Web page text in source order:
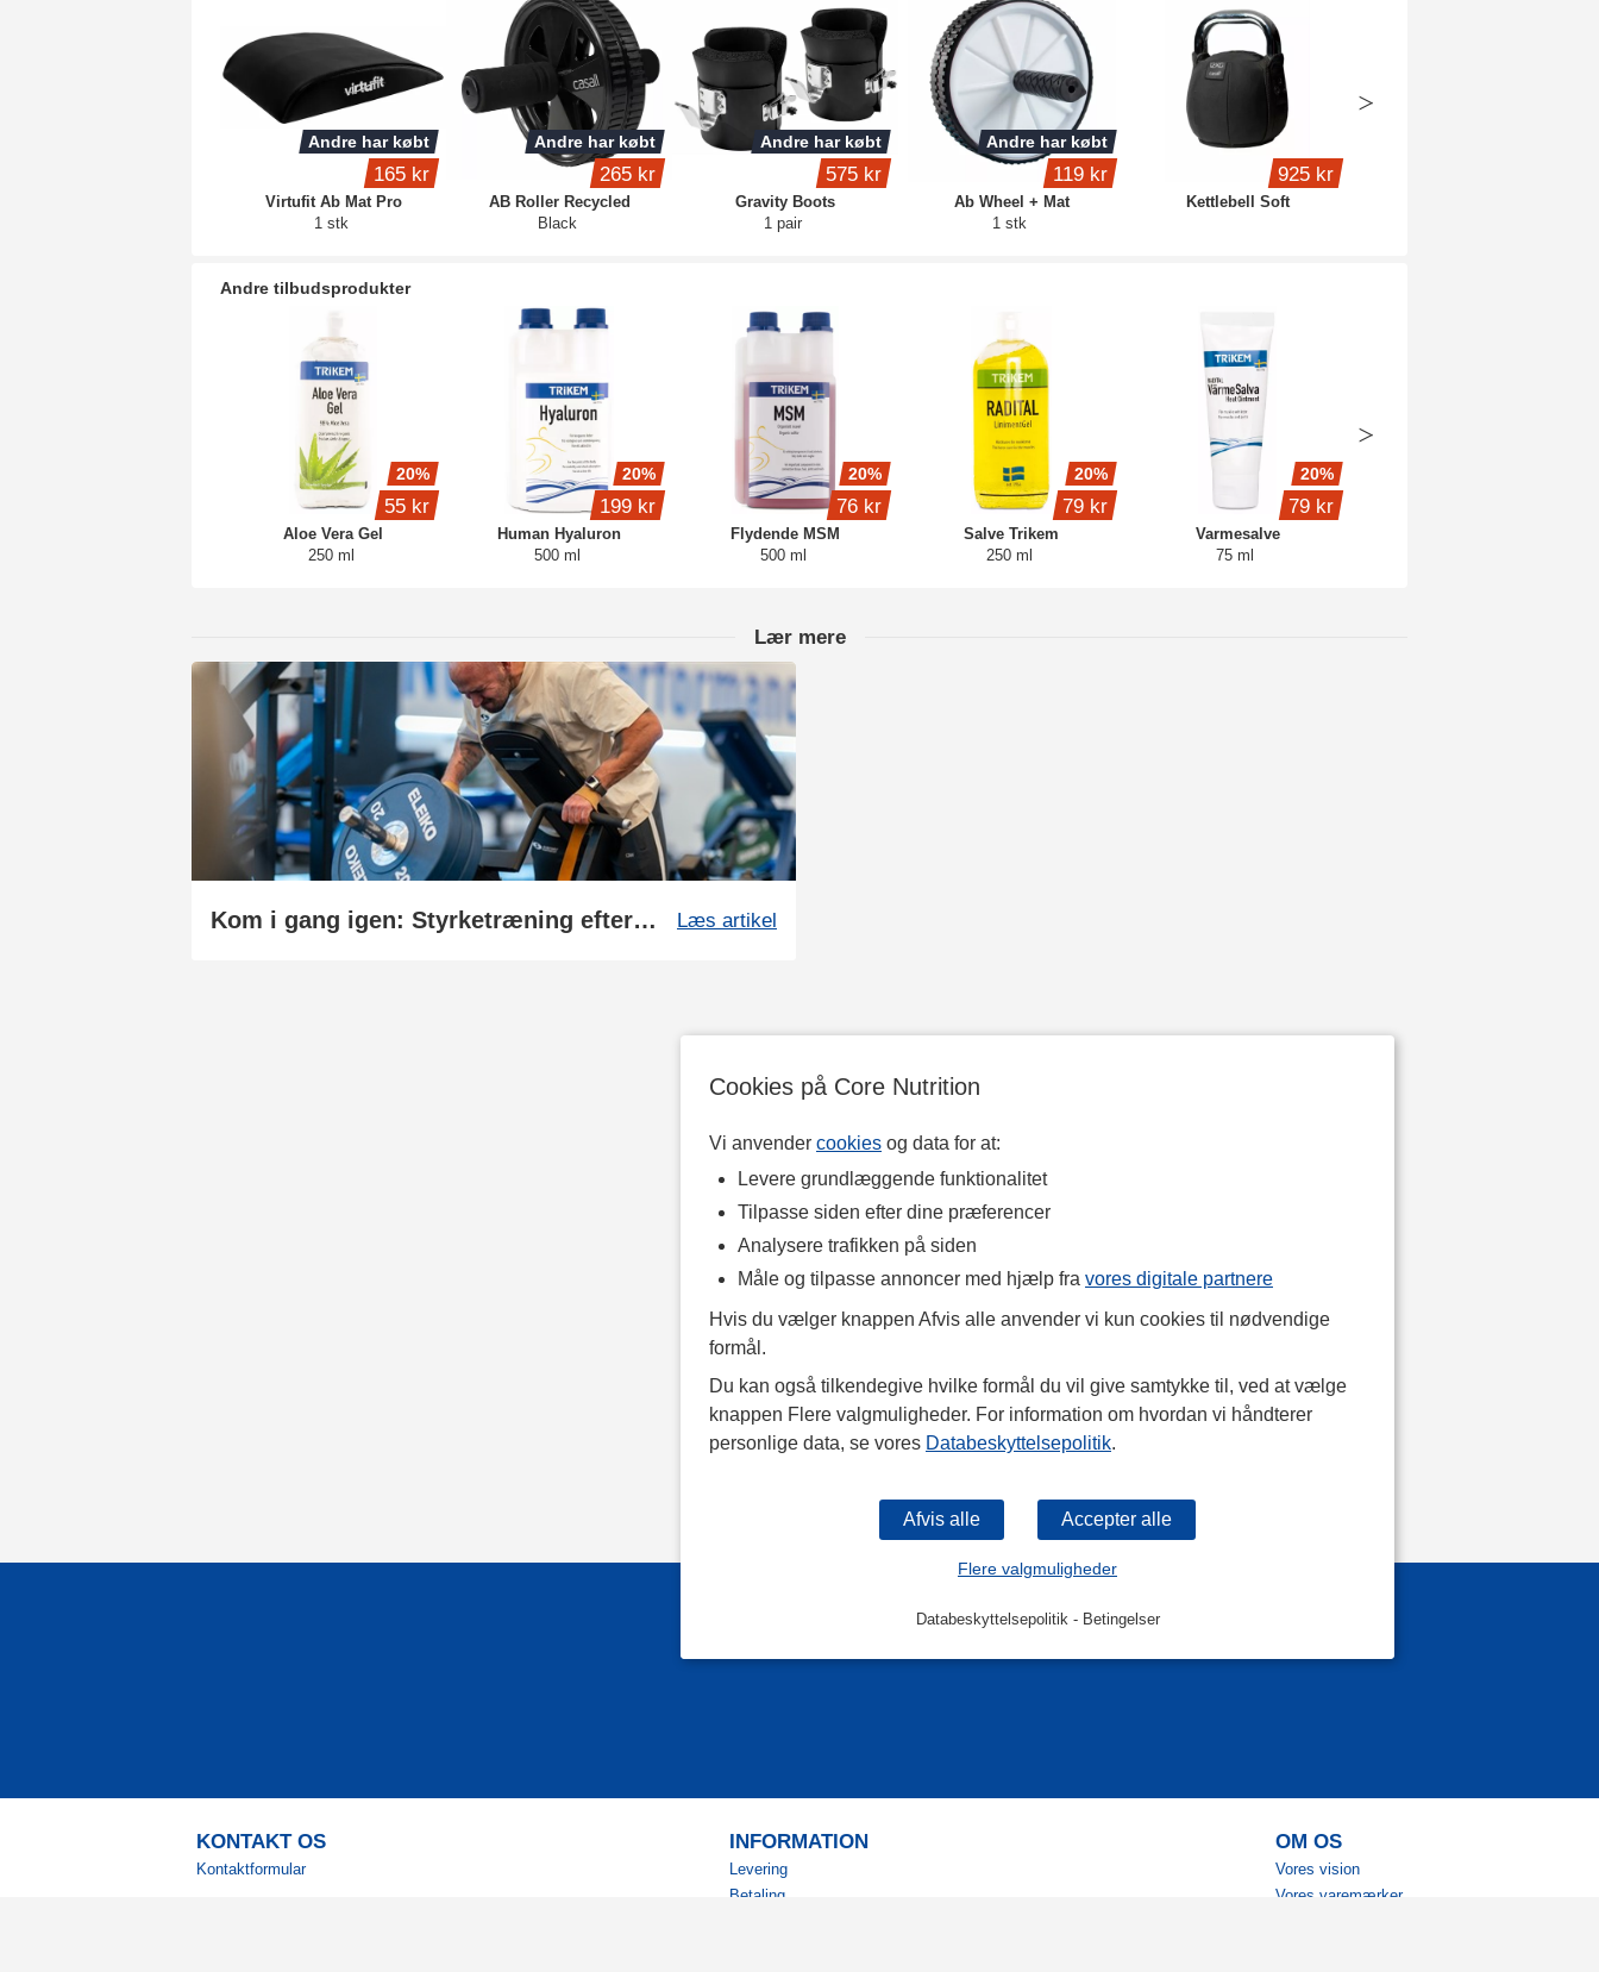
Cookies på Core Nutrition
Vi anvender cookies og data for at:
Levere grundlæggende funktionalitet
Tilpasse siden efter dine præferencer
Analysere trafikken på siden
Måle og tilpasse annoncer med hjælp fra vores digitale partnere
Hvis du vælger knappen Afvis alle anvender vi kun cookies til nødvendige
formål.
Du kan også tilkendegive hvilke formål du vil give samtykke til, ved at vælge
knappen Flere valgmuligheder. For information om hvordan vi håndterer
personlige data, se vores Databeskyttelsepolitik.
Flere valgmuligheder
Databeskyttelsepolitik- Betingelser
Virtufit Ab Mat Pro
1 stk
Andre har købt
165 kr
AB Roller Recycled
Black
Andre har købt
265 kr
Gravity Boots
1 pair
Andre har købt
575 kr
Ab Wheel + Mat
1 stk
Andre har købt
119 kr
Kettlebell Soft
925 kr
Andre tilbudsprodukter
Aloe Vera Gel
250 ml
20%
55 kr
Human Hyaluron
500 ml
20%
199 kr
Flydende MSM
500 ml
20%
76 kr
Salve Trikem
250 ml
20%
79 kr
Varmesalve
75 ml
20%
79 kr
Lær mere
Kom i gang igen: Styrketræning efter en pause Læs artikel
KONTAKT OS
Kontaktformular
INFORMATION
Levering
Betaling
OM OS
Vores vision
Vores varemærker